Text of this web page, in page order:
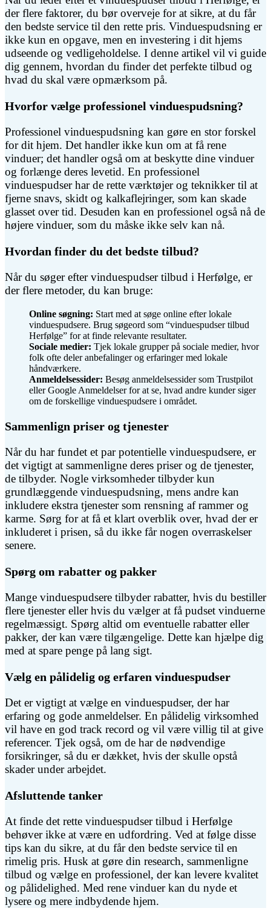
der flere faktorer, du bør overveje for at sikre, at du får
den bedste service til den rette pris. Vinduespudsning er
ikke kun en opgave, men en investering i dit hjems
udseende og vedligeholdelse. I denne artikel vil vi guide
dig gennem, hvordan du finder det perfekte tilbud og
hvad du skal være opmærksom på.
Hvorfor vælge professionel vinduespudsning?
Professionel vinduespudsning kan gøre en stor forskel
for dit hjem. Det handler ikke kun om at få rene
vinduer; det handler også om at beskytte dine vinduer
og forlænge deres levetid. En professionel
vinduespudser har de rette værktøjer og teknikker til at
fjerne snavs, skidt og kalkaflejringer, som kan skade
glasset over tid. Desuden kan en professionel også nå de
højere vinduer, som du måske ikke selv kan nå.
Hvordan finder du det bedste tilbud?
Når du søger efter vinduespudser tilbud i Herfølge, er
der flere metoder, du kan bruge:
Online søgning: Start med at søge online efter lokale
vinduespudsere. Brug søgeord som “vinduespudser tilbud
Herfølge” for at finde relevante resultater.
Sociale medier: Tjek lokale grupper på sociale medier, hvor
folk ofte deler anbefalinger og erfaringer med lokale
håndværkere.
Anmeldelsessider: Besøg anmeldelsessider som Trustpilot
eller Google Anmeldelser for at se, hvad andre kunder siger
om de forskellige vinduespudsere i området.
Sammenlign priser og tjenester
Når du har fundet et par potentielle vinduespudsere, er
det vigtigt at sammenligne deres priser og de tjenester,
de tilbyder. Nogle virksomheder tilbyder kun
grundlæggende vinduespudsning, mens andre kan
inkludere ekstra tjenester som rensning af rammer og
karme. Sørg for at få et klart overblik over, hvad der er
inkluderet i prisen, så du ikke får nogen overraskelser
senere.
Spørg om rabatter og pakker
Mange vinduespudsere tilbyder rabatter, hvis du bestiller
flere tjenester eller hvis du vælger at få pudset vinduerne
regelmæssigt. Spørg altid om eventuelle rabatter eller
pakker, der kan være tilgængelige. Dette kan hjælpe dig
med at spare penge på lang sigt.
Vælg en pålidelig og erfaren vinduespudser
Det er vigtigt at vælge en vinduespudser, der har
erfaring og gode anmeldelser. En pålidelig virksomhed
vil have en god track record og vil være villig til at give
referencer. Tjek også, om de har de nødvendige
forsikringer, så du er dækket, hvis der skulle opstå
skader under arbejdet.
Afsluttende tanker
At finde det rette vinduespudser tilbud i Herfølge
behøver ikke at være en udfordring. Ved at følge disse
tips kan du sikre, at du får den bedste service til en
rimelig pris. Husk at gøre din research, sammenligne
tilbud og vælge en professionel, der kan levere kvalitet
og pålidelighed. Med rene vinduer kan du nyde et
lysere og mere indbydende hjem.